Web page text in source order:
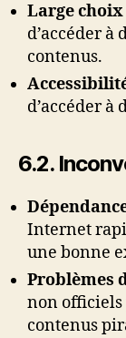
Large
d’accéder à
contenus.
d’accéder
6.2.
Internet
une bonne
Problèmes
non
contenus